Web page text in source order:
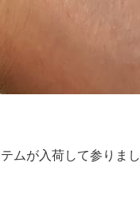
ムが入荷して参りまし